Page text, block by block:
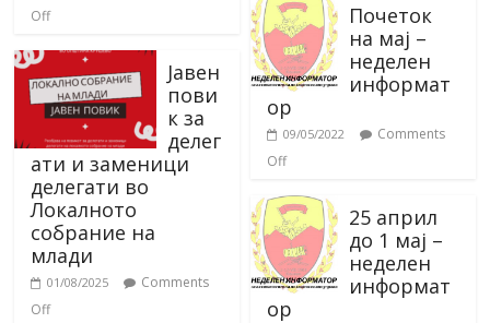
Off
Јавен
пови
к за
делег
ати и заменици
делегати во
Локалното
собрание на
млади
01/08/2025
Comments
Off
Почеток
на мај –
неделен
информат
ор
09/05/2022
Comments
Off
25 април
до 1 мај –
неделен
информат
ор